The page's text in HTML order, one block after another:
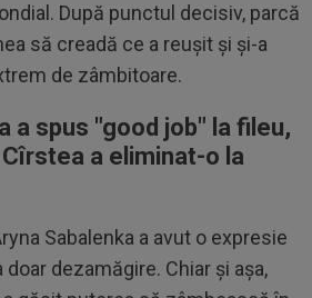
După punctul decisiv, parcă
să creadă ce a reușit și și-a
de zâmbitoare.
a spus "good job" la fileu,
a eliminat-o la
Sabalenka a avut o expresie
dezamăgire. Chiar și așa,